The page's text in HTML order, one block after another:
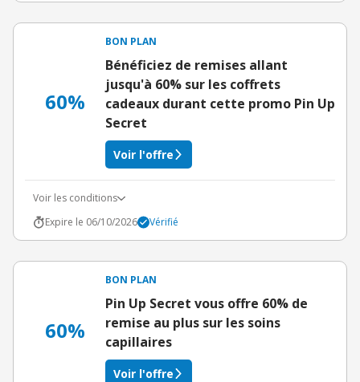
60%
BON PLAN
Bénéficiez de remises allant
jusqu'à 60% sur les coffrets
cadeaux durant cette promo Pin Up
Secret
Voir l'offre
Voir les conditions
Expire le 06/10/2026
Vérifié
60%
BON PLAN
Pin Up Secret vous offre 60% de
remise au plus sur les soins
capillaires
Voir l'offre